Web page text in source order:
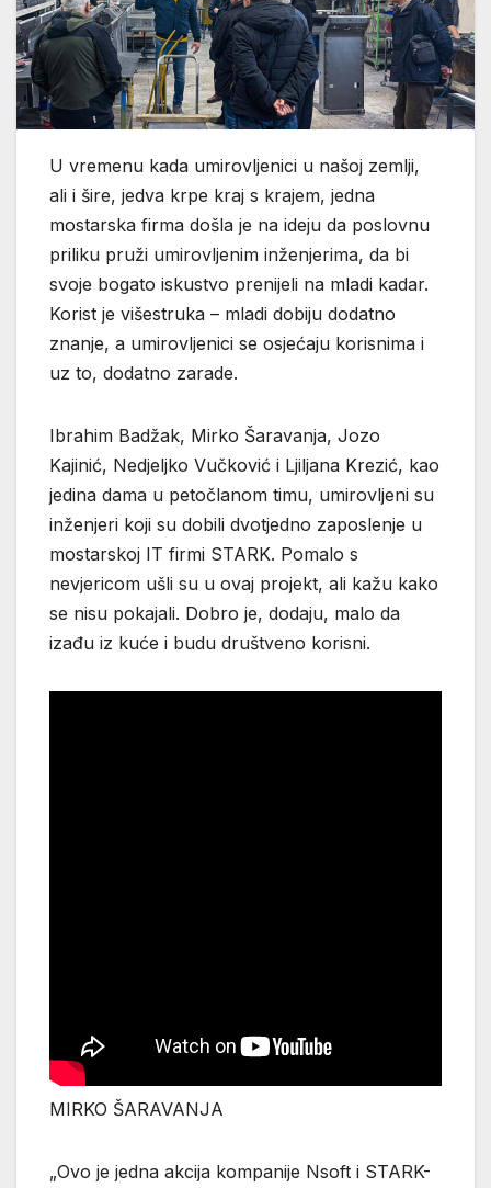
U vremenu kada umirovljenici u našoj zemlji,
ali i šire, jedva krpe kraj s krajem, jedna
mostarska firma došla je na ideju da poslovnu
priliku pruži umirovljenim inženjerima, da bi
svoje bogato iskustvo prenijeli na mladi kadar.
Korist je višestruka – mladi dobiju dodatno
znanje, a umirovljenici se osjećaju korisnima i
uz to, dodatno zarade.
Ibrahim Badžak, Mirko Šaravanja, Jozo
Kajinić, Nedjeljko Vučković i Ljiljana Krezić, kao
jedina dama u petočlanom timu, umirovljeni su
inženjeri koji su dobili dvotjedno zaposlenje u
mostarskoj IT firmi STARK. Pomalo s
nevjericom ušli su u ovaj projekt, ali kažu kako
se nisu pokajali. Dobro je, dodaju, malo da
izađu iz kuće i budu društveno korisni.
MIRKO ŠARAVANJA
„Ovo je jedna akcija kompanije Nsoft i STARK-